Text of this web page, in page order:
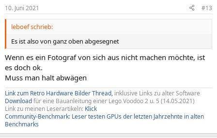
e
n
10. Juni 2021 #13
leboef schrieb:
Es ist also von ganz oben abgesegnet
Wenn es ein Fotograf von sich aus nicht machen möchte, ist
es doch ok.
Muss man halt abwägen
Link zum Retro Hardware Bilder Thread, inklusive Links zu alter Software
Downloadfür eine Bauanleitung einer Lego Voodoo 2 u. 5 (14.05.2021)
Link zu meinen Leserartikeln: Klick
Community-Benchmark: Leser testen GPUs der letzten Jahrzehnte in alten
Benchmarks